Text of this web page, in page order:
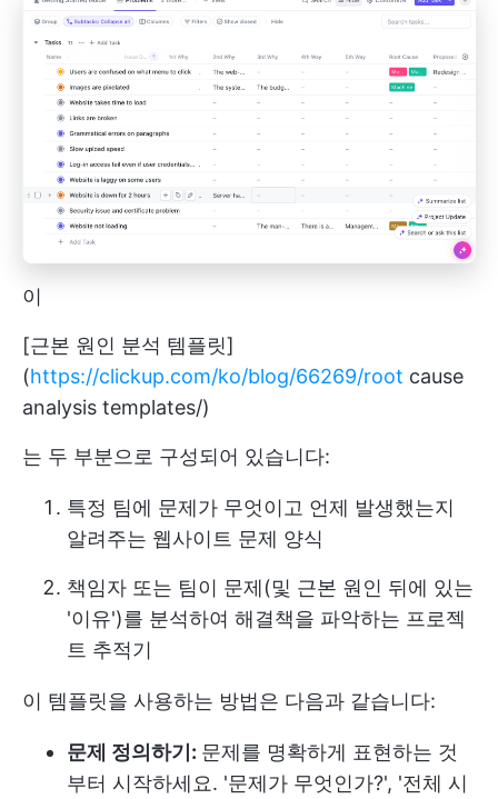
이
[근본 원인 분석 템플릿]
(https://clickup.com/ko/blog/66269/root cause
analysis templates/)
는 두 부분으로 구성되어 있습니다:
특정 팀에 문제가 무엇이고 언제 발생했는지
알려주는 웹사이트 문제 양식
책임자 또는 팀이 문제(및 근본 원인 뒤에 있는
'이유')를 분석하여 해결책을 파악하는 프로젝
트 추적기
이 템플릿을 사용하는 방법은 다음과 같습니다:
문제 정의하기: 문제를 명확하게 표현하는 것
부터 시작하세요. '문제가 무엇인가?', '전체 시